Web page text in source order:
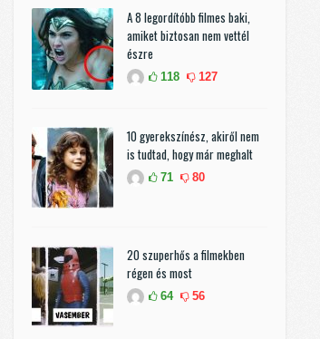
A 8 legordítóbb filmes baki,
amiket biztosan nem vettél
észre
118 127
10 gyerekszínész, akiről nem
is tudtad, hogy már meghalt
71 80
20 szuperhős a filmekben
régen és most
64 56